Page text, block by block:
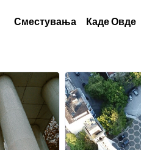
Сместувања Каде Овде